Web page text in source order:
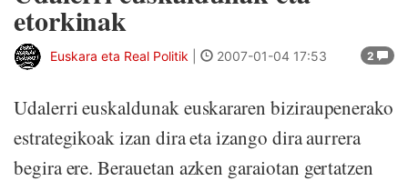
etorkinak
2
Euskara eta Real Politik 2007-01-04 17:53
Udalerri euskaldunak euskararen biziraupenerako
estrategikoak izan dira eta izango dira aurrera
begira ere. Berauetan azken garaiotan gertatzen